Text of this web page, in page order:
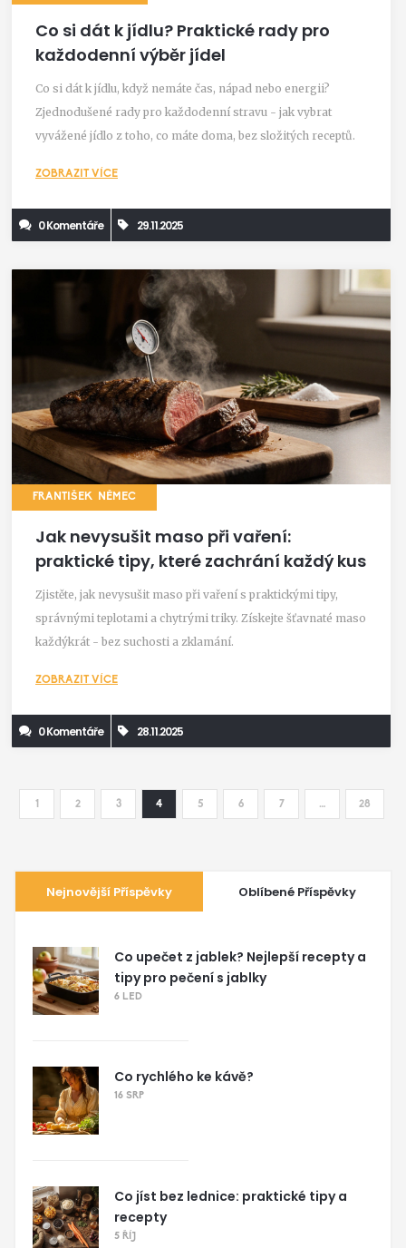
Co si dát k jídlu? Praktické rady pro
každodenní výběr jídel
Co si dát k jídlu, když nemáte čas, nápad nebo energii?
Zjednodušené rady pro každodenní stravu - jak vybrat
vyvážené jídlo z toho, co máte doma, bez složitých receptů.
ZOBRAZIT VÍCE
0 Komentáře 29.11.2025
FRANTIŠEK NĚMEC
Jak nevysušit maso při vaření:
praktické tipy, které zachrání každý kus
Zjistěte, jak nevysušit maso při vaření s praktickými tipy,
správnými teplotami a chytrými triky. Získejte šťavnaté maso
každýkrát - bez suchosti a zklamání.
ZOBRAZIT VÍCE
0 Komentáře 28.11.2025
1 2 3 4 5 6 7 … 28
Nejnovější Příspěvky Oblíbené Příspěvky
Co upečet z jablek? Nejlepší recepty a
tipy pro pečení s jablky
6 LED
Co rychlého ke kávě?
16 SRP
Co jíst bez lednice: praktické tipy a
recepty
5 ŘÍJ